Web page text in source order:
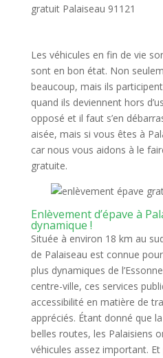
gratuit Palaiseau 91121
Les véhicules en fin de vie
sont en bon état. Non
beaucoup, mais ils
quand ils deviennent hors
opposé et il faut s’en
aisée, mais si vous êtes à
car nous vous aidons à le
gratuite.
Enlèvement d’épave à
dynamique !
Située à environ 18 km au
de Palaiseau est connue
plus dynamiques de
centre-ville, ces services
accessibilité en matière de
appréciés. Étant donné que
belles routes, les Palaisiens
véhicules assez important.